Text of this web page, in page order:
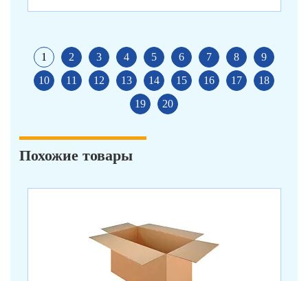
1 2 3 4 5 6 7 8
9
10
11 12 13 14 15 16 17
18
19
20
Похожие товары